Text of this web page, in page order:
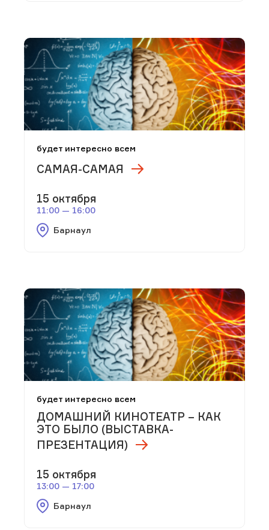
будет интересно всем
САМАЯ-САМАЯ
15 октября
11:00 — 16:00
Барнаул
будет интересно всем
ДОМАШНИЙ КИНОТЕАТР – КАК
ЭТО БЫЛО (ВЫСТАВКА-
ПРЕЗЕНТАЦИЯ)
15 октября
13:00 — 17:00
Барнаул